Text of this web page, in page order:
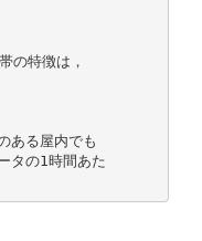
の特徴は，
ある屋内でも
タの1時間あた